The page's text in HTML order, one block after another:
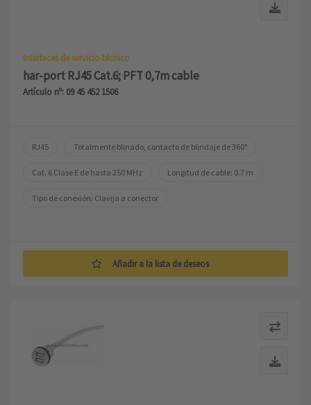
Interfaces de servicio técnico
har-port RJ45 Cat.6; PFT 0,7m cable
Artículo nº: 09 45 452 1506
RJ45 Totalmente blinado, contacto de blindaje de 360°
Cat. 6 Clase E de hasta 250 MHz Longitud de cable: 0.7 m
Tipo de conexión: Clavija a conector
Añadir a la lista de deseos